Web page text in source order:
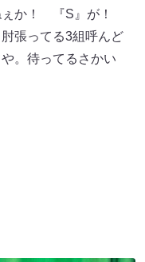
ぇか！ 『S』が！
張ってる3組呼んど
。待ってるさかい